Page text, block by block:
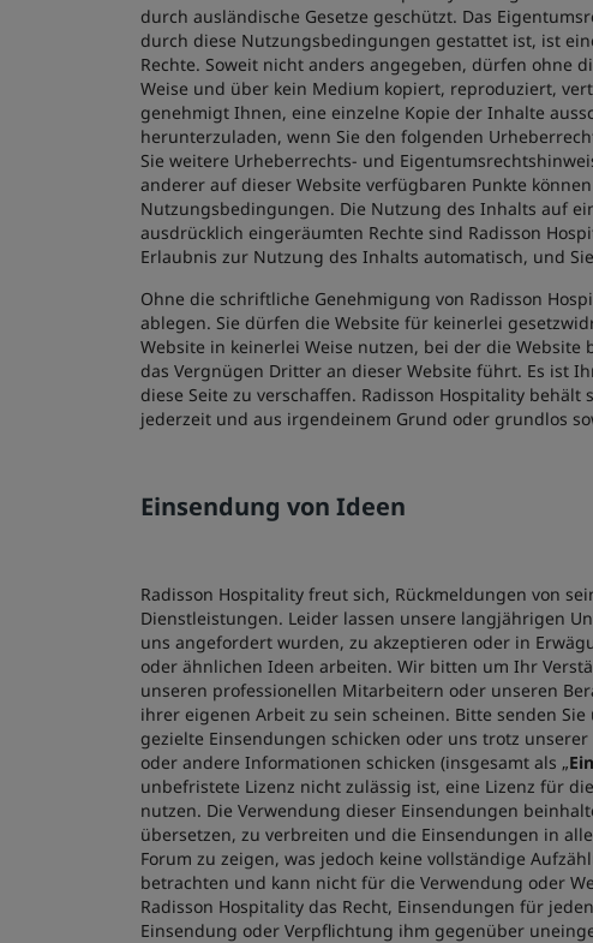
durch ausländische Gesetze geschützt. Das
durch diese Nutzungsbedingungen gestattet ist, ist
Rechte. Soweit nicht anders angegeben, dürfen ohne
Weise und über kein Medium kopiert, reproduziert,
genehmigt Ihnen, eine einzelne Kopie der Inhalte
herunterzuladen, wenn Sie den folgenden
Sie weitere Urheberrechts- und
anderer auf dieser Website verfügbaren Punkte
Nutzungsbedingungen. Die Nutzung des Inhalts auf
ausdrücklich eingeräumten Rechte sind Radisson
Erlaubnis zur Nutzung des Inhalts automatisch, und
Ohne die schriftliche Genehmigung von Radisson
ablegen. Sie dürfen die Website für keinerlei
Website in keinerlei Weise nutzen, bei der die
das Vergnügen Dritter an dieser Website führt. Es ist
diese Seite zu verschaffen. Radisson Hospitality
jederzeit und aus irgendeinem Grund oder grundlos
Einsendung von Ideen
Radisson Hospitality freut sich, Rückmeldungen von
Dienstleistungen. Leider lassen unsere langjährigen
uns angefordert wurden, zu akzeptieren oder in
oder ähnlichen Ideen arbeiten. Wir bitten um Ihr
unseren professionellen Mitarbeitern oder unseren
ihrer eigenen Arbeit zu sein scheinen. Bitte senden
gezielte Einsendungen schicken oder uns trotz
oder andere Informationen schicken (insgesamt als „
unbefristete Lizenz nicht zulässig ist, eine Lizenz für
nutzen. Die Verwendung dieser Einsendungen
übersetzen, zu verbreiten und die Einsendungen in
Forum zu zeigen, was jedoch keine vollständige
betrachten und kann nicht für die Verwendung oder
Radisson Hospitality das Recht, Einsendungen für
Einsendung oder Verpflichtung ihm gegenüber